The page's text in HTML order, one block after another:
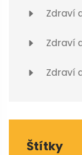
Zdraví
Zdraví
Zdraví
Štítky